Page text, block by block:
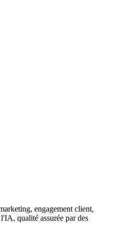
engagement client,
qualité assurée par des